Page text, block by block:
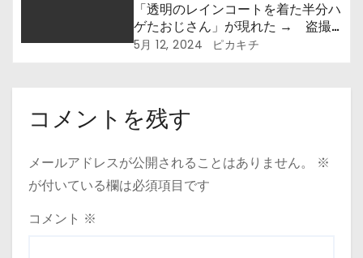
「透明のレインコートを着た半分ハ
ゲたおじさん」が現れた → 盗撮
してきた
5月 12, 2024 ピカキチ
コメントを残す
メールアドレスが公開されることはありません。
※
が付いている欄は必須項目です
コメント ※